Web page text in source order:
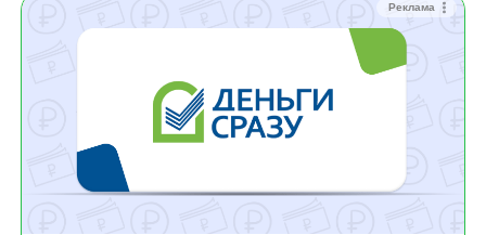
Реклама